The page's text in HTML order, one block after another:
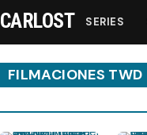
CARLOST SERIES
FILMACIONES TWD